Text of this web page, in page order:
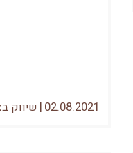
02.08.2021
| שיווק